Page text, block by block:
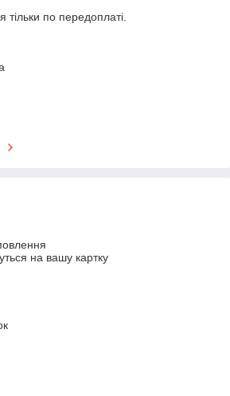
тільки по передоплаті.
на вашу картку